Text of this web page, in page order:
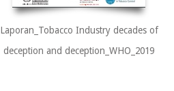
Laporan_Tobacco Industry decades of
deception and deception_WHO_2019